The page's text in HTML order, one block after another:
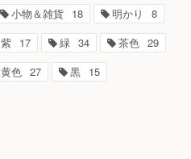
小物＆雑貨 18 明かり
8
紫 17 緑 34 茶色 29
黄色 27 黒 15